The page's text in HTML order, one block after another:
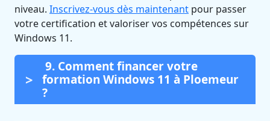
niveau. Inscrivez-vous dès maintenant pour passer
votre certification et valoriser vos compétences sur
Windows 11.
9. Comment financer votre
formation Windows 11 à Ploemeur
?